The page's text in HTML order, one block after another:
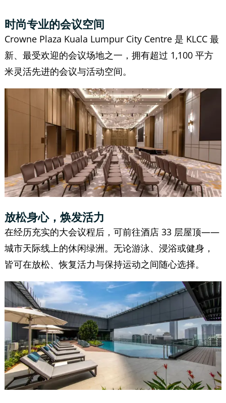
时尚专业的会议空间
Crowne Plaza Kuala Lumpur City Centre 是 KLCC 最
新、最受欢迎的会议场地之一，拥有超过 1,100 平方
米灵活先进的会议与活动空间。
放松身心，焕发活力
在经历充实的大会议程后，可前往酒店 33 层屋顶——
城市天际线上的休闲绿洲。无论游泳、浸浴或健身，
皆可在放松、恢复活力与保持运动之间随心选择。